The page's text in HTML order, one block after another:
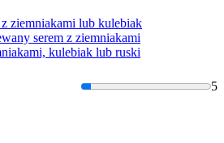
ziemniakami lub kulebiak
serem z ziemniakami
kulebiak lub ruski
5